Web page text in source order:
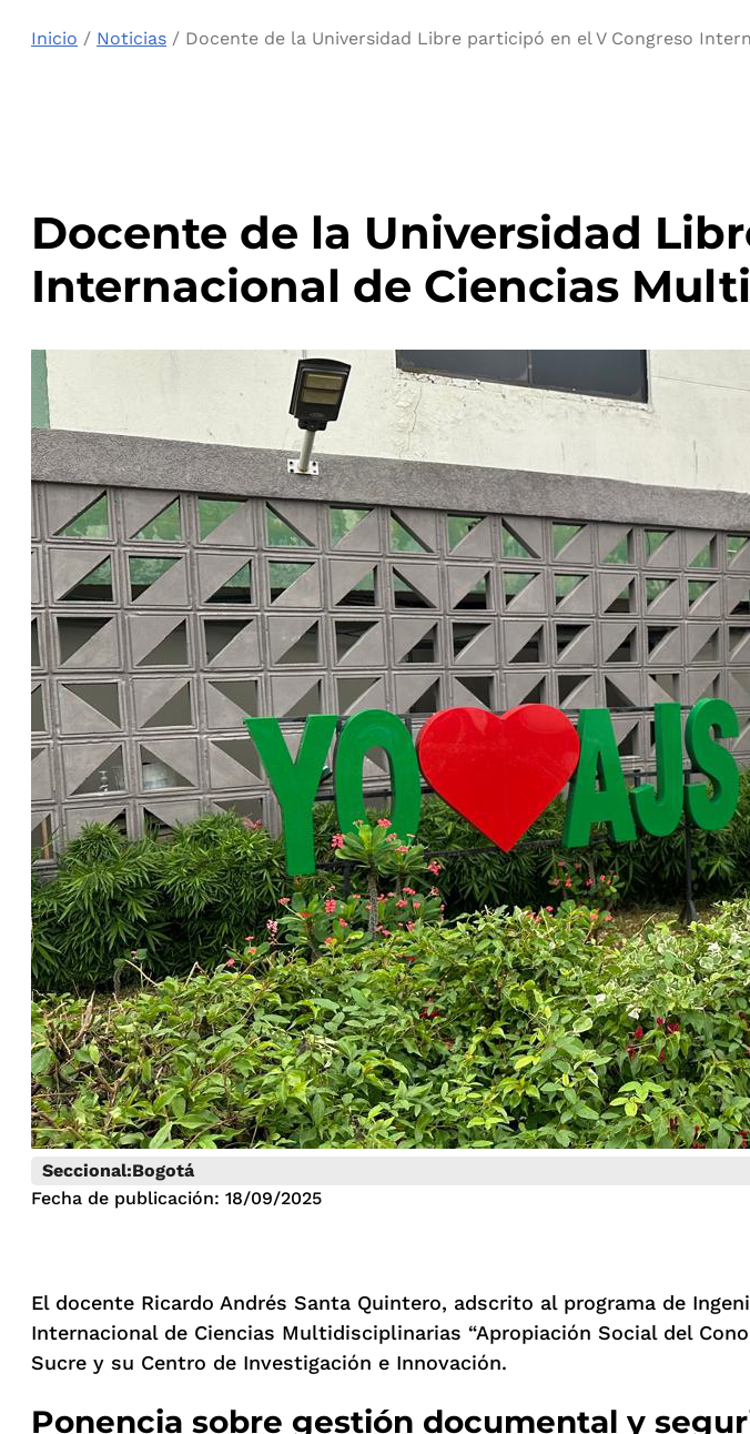
Inicio / Noticias / Docente de la Universidad Libre participó en el V Congreso
Docente de la Universidad
Internacional de Ciencias
Seccional:Bogotá
Fecha de publicación: 18/09/2025
El docente Ricardo Andrés Santa Quintero, adscrito al programa de
Internacional de Ciencias Multidisciplinarias “Apropiación Social del
Sucre y su Centro de Investigación e Innovación.
Ponencia sobre gestión documental y